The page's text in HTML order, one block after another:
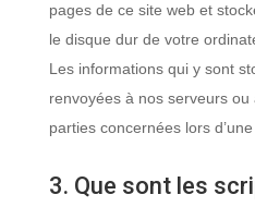
pages de ce site web et
le disque dur de votre
Les informations qui y sont
renvoyées à nos serveurs
parties concernées lors
3. Que sont les